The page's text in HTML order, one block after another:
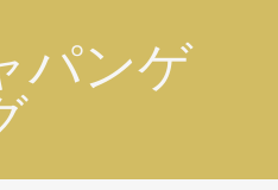
パンゲ